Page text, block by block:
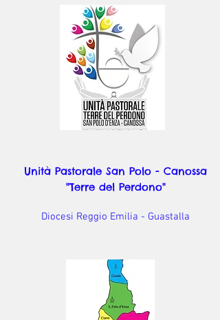
Unità Pastorale San Polo - Canossa
"Terre del Perdono"
Diocesi Reggio Emilia - Guastalla